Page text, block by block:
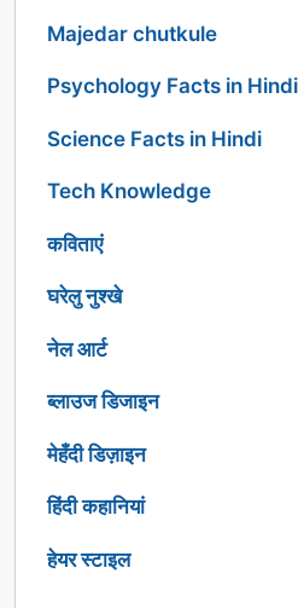
Majedar chutkule
Psychology Facts in Hindi
Science Facts in Hindi
Tech Knowledge
कविताएं
घरेलु नुश्खे
नेल आर्ट
ब्लाउज डिजाइन
मेहँदी डिज़ाइन
हिंदी कहानियां
हेयर स्टाइल